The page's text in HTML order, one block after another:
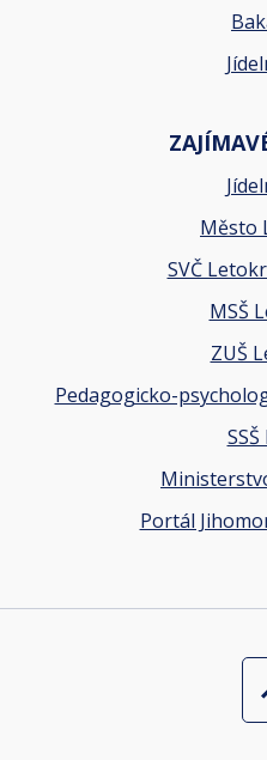
Město
SVČ
MSŠ
ZUŠ
Pedagogicko-
Portál